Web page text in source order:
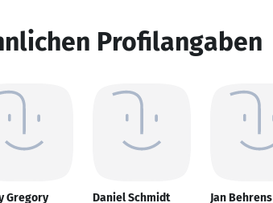
Profilangaben
Gregory Daniel Schmidt Jan Behrens